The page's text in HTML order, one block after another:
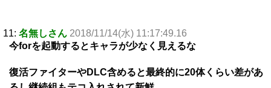
11: 名無しさん 2018/11/14(水) 11:17:49.16
今forを起動するとキャラが少なく見えるな
復活ファイターやDLC含めると最終的に20体くらい差があ